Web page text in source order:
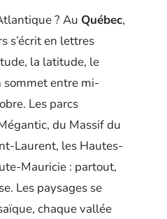
? Au Québec,
s’écrit en lettres
la latitude, le
sommet entre mi-
Les parcs
du Massif du
Laurent, les Hautes-
Mauricie : partout,
Les paysages se
chaque vallée